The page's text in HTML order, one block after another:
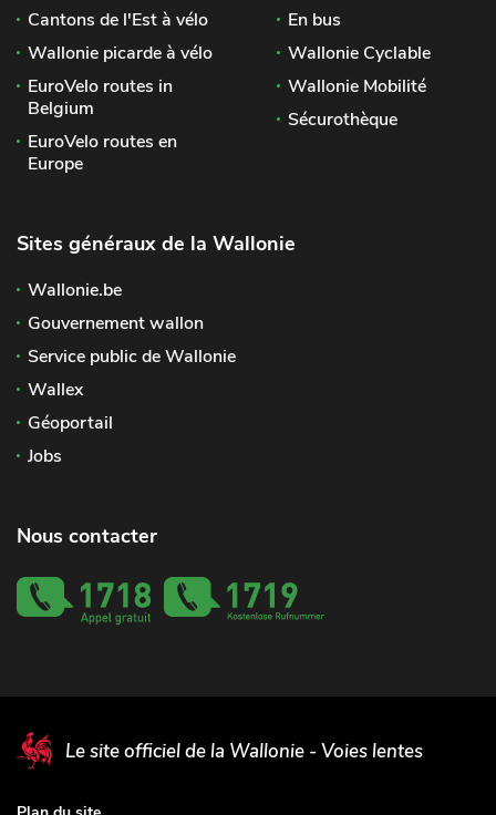
Cantons de l'Est à vélo
Wallonie picarde à vélo
EuroVelo routes in
Belgium
EuroVelo routes en
Europe
En bus
Wallonie Cyclable
Wallonie Mobilité
Sécurothèque
Sites généraux de la Wallonie
Wallonie.be
Gouvernement wallon
Service public de Wallonie
Wallex
Géoportail
Jobs
Nous contacter
Le site officiel de la Wallonie - Voies lentes